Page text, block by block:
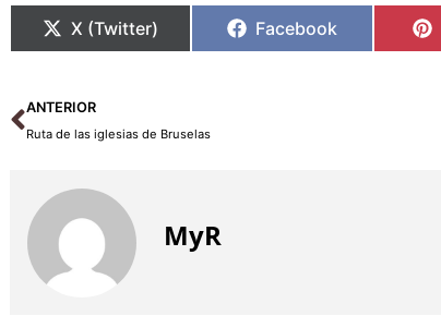
X (Twitter) Facebook
Ant
ANTERIOR
Ruta de las iglesias de Bruselas
MyR